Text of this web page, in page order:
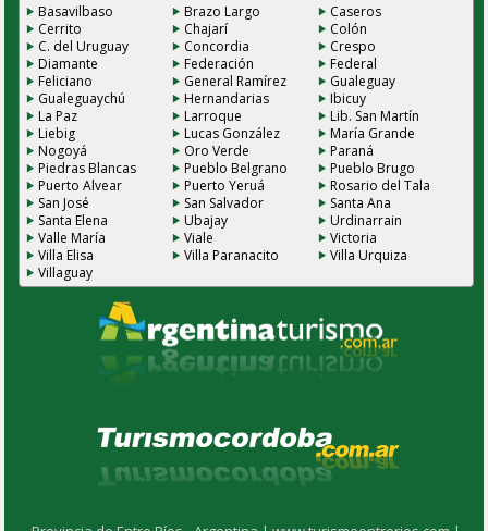
Basavilbaso Brazo Largo
Caseros
Cerrito
Chajarí
Colón
C. del Uruguay
Concordia
Crespo
Diamante
Federación
Federal
Feliciano
General Ramírez
Gualeguay
Gualeguaychú
Hernandarias
Ibicuy
La Paz
Larroque
Lib. San Martín
Liebig
Lucas González
María Grande
Nogoyá
Oro Verde
Paraná
Piedras Blancas
Pueblo Belgrano
Pueblo Brugo
Puerto Alvear
Puerto Yeruá
Rosario del Tala
San José
San Salvador
Santa Ana
Santa Elena
Ubajay
Urdinarrain
Valle María
Viale
Victoria
Villa Elisa
Villa Paranacito
Villa Urquiza
Villaguay